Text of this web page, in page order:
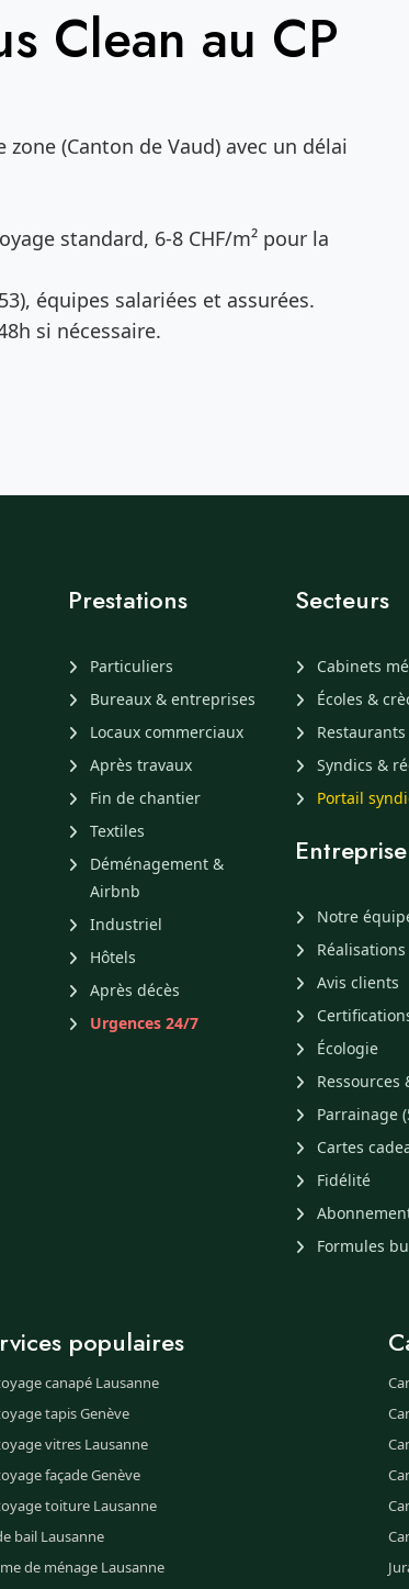
Clean au CP
(Canton de Vaud) avec un délai
standard, 6-8 CHF/m² pour la
équipes salariées et assurées.
si nécessaire.
Prestations
Particuliers
Bureaux & entreprises
Locaux commerciaux
Après travaux
Fin de chantier
Textiles
Déménagement &
Airbnb
Industriel
Hôtels
Après décès
Urgences 24/7
Secteurs
Cabinets
Écoles &
Restaurants
Syndics &
Portail
Entreprise
Notre
Réalisations
Avis clients
Écologie
Ressources
Parrainage
Cartes
Fidélité
Formules
populaires
canapé Lausanne
tapis Genève
vitres Lausanne
façade Genève
toiture Lausanne
bail Lausanne
de ménage Lausanne